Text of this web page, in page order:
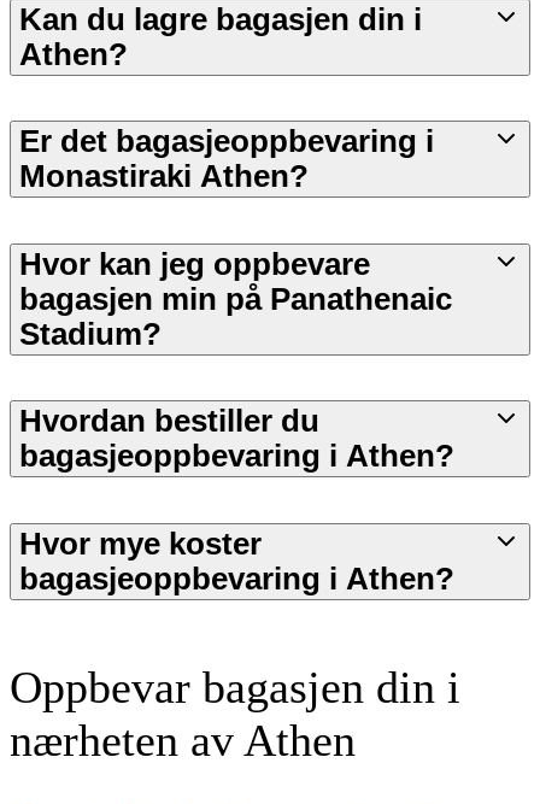
Kan du lagre bagasjen din i
Athen?
Er det bagasjeoppbevaring i
Monastiraki Athen?
Hvor kan jeg oppbevare
bagasjen min på Panathenaic
Stadium?
Hvordan bestiller du
bagasjeoppbevaring i Athen?
Hvor mye koster
bagasjeoppbevaring i Athen?
Oppbevar bagasjen din i
nærheten av Athen